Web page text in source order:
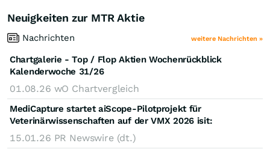
Neuigkeiten zur MTR Aktie
Nachrichten weitere Nachrichten »
Chartgalerie - Top / Flop Aktien Wochenrückblick
Kalenderwoche 31/26
01.08.26 wO Chartvergleich
MediCapture startet aiScope-Pilotprojekt für
Veterinärwissenschaften auf der VMX 2026 isit:
15.01.26 PR Newswire (dt.)